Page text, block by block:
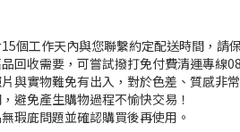
個工作天內與您聯繫約定配送時間，請
回收需要，可嘗試撥打免付費清運專線
與實物難免有出入，對於色差、質感非
避免產生購物過程不愉快交易！
瑕庛問題並確認購買後再使用。